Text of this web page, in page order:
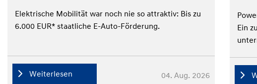
Elektrische Mobilität war noch nie so attraktiv: Bis zu
6.000 EUR* staatliche E-Auto-Förderung.
Weiterlesen 04. Aug. 2026
Ein